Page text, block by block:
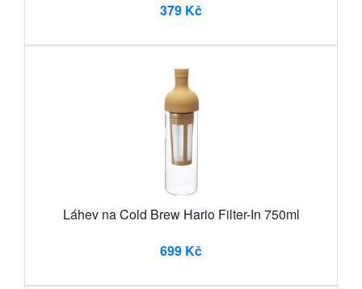
379 Kč
Láhev na Cold Brew Hario Filter-In 750ml
699 Kč